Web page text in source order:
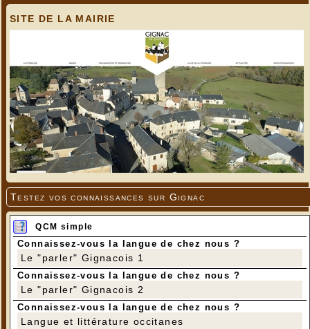
SITE DE LA MAIRIE
Testez vos connaissances sur Gignac
QCM simple
Connaissez-vous la langue de chez nous ?
Le "parler" Gignacois 1
Connaissez-vous la langue de chez nous ?
Le "parler" Gignacois 2
Connaissez-vous la langue de chez nous ?
Langue et littérature occitanes